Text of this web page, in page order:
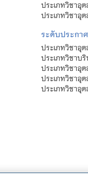
ประเภทวิชาอุต
ประเภทวิชาอุ
ระดับประกา
ประเภทวิชาอุต
ประเภทวิชาบริ
ประเภทวิชาอุ
ประเภทวิชาอุต
ประเภทวิชาอุ